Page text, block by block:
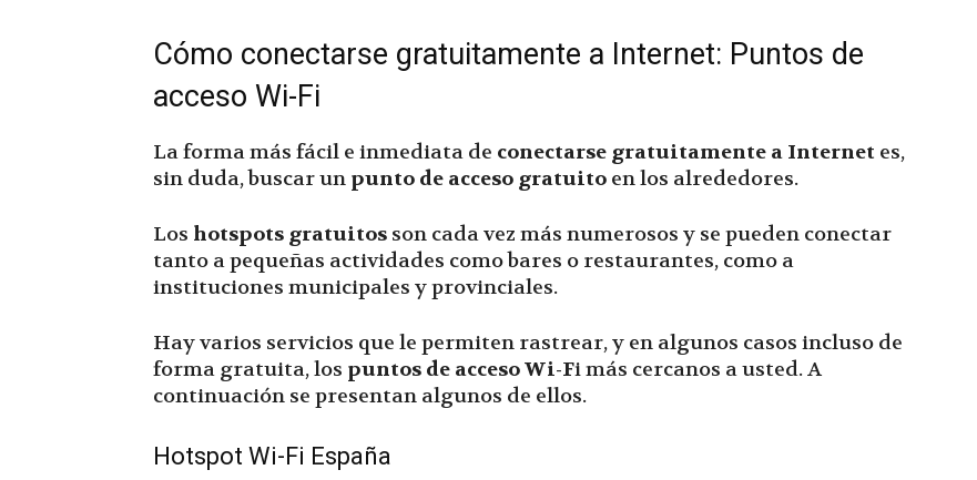
Cómo conectarse gratuitamente a Internet: Puntos de
acceso Wi-Fi
La forma más fácil e inmediata de conectarse gratuitamente a Internet es,
sin duda, buscar un punto de acceso gratuito en los alrededores.
Los hotspots gratuitos son cada vez más numerosos y se pueden conectar
tanto a pequeñas actividades como bares o restaurantes, como a
instituciones municipales y provinciales.
Hay varios servicios que le permiten rastrear, y en algunos casos incluso de
forma gratuita, los puntos de acceso Wi-Fi más cercanos a usted. A
continuación se presentan algunos de ellos.
Hotspot Wi-Fi España